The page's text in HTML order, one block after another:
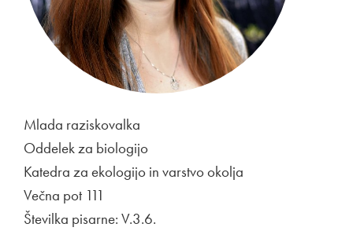
Mlada raziskovalka
Oddelek za biologijo
Katedra za ekologijo in varstvo okolja
Večna pot 111
Številka pisarne: V.3.6.